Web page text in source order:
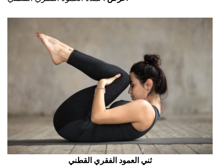
ثني العمود الفقري القطني